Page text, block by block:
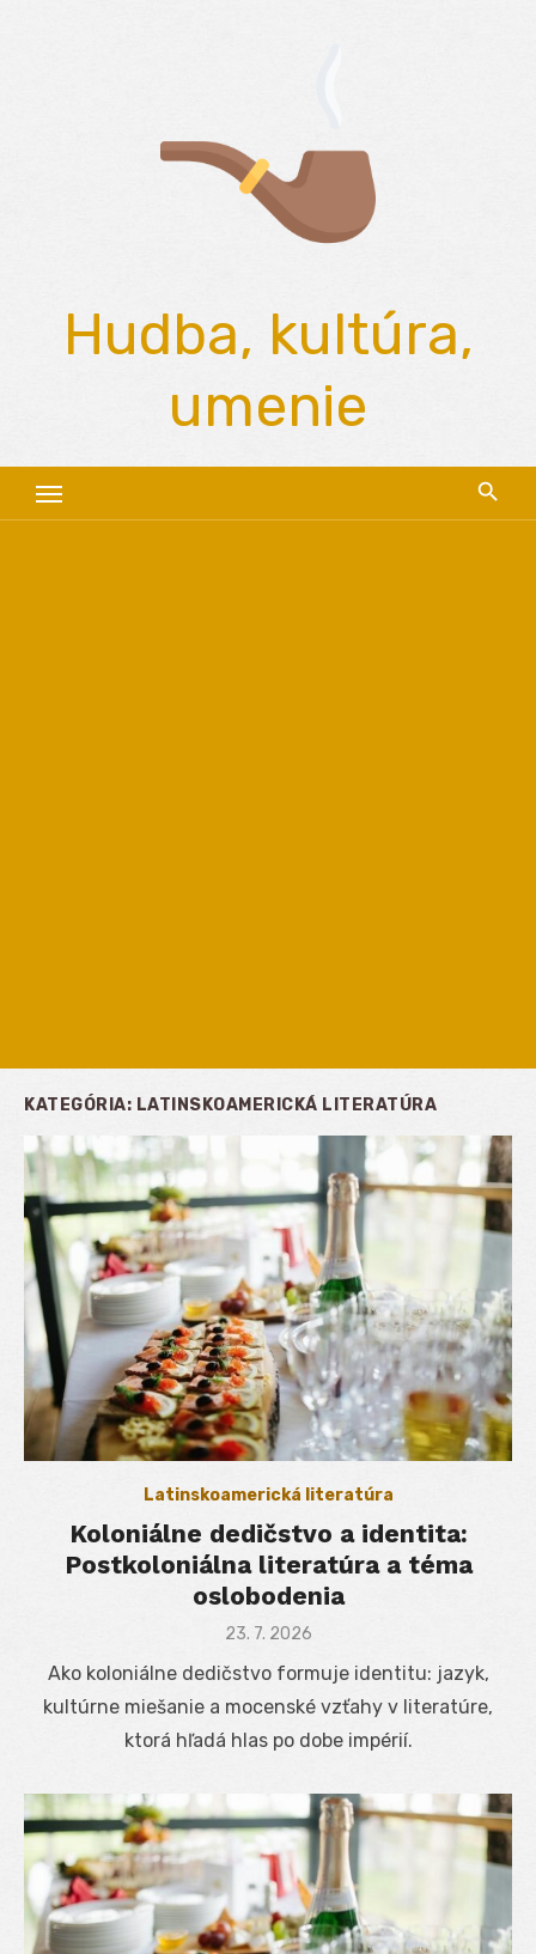
Hudba, kultúra,
umenie
KATEGÓRIA: LATINSKOAMERICKÁ LITERATÚRA
Latinskoamerická literatúra
Koloniálne dedičstvo a identita:
Postkoloniálna literatúra a téma
oslobodenia
Posted
23. 7. 2026
Ako koloniálne dedičstvo formuje identitu: jazyk,
kultúrne miešanie a mocenské vzťahy v literatúre,
ktorá hľadá hlas po dobe impérií.